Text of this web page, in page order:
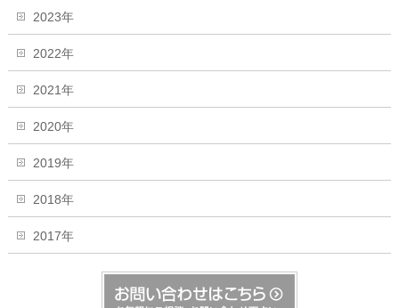
2023年
2022年
2021年
2020年
2019年
2018年
2017年